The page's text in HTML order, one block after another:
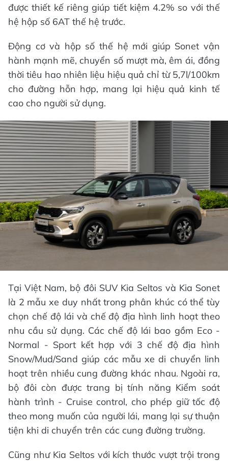
được thiết kế riêng giúp tiết kiệm 4.2% so với thế
hệ hộp số 6AT thế hệ trước.
Động cơ và hộp số thế hệ mới giúp Sonet vận
hành mạnh mẽ, chuyển số mượt mà, êm ái, đồng
thời tiêu hao nhiên liệu hiệu quả chỉ từ 5,7l/100km
cho đường hỗn hợp, mang lại hiệu quả kinh tế
cao cho người sử dụng.
Tại Việt Nam, bộ đôi SUV Kia Seltos và Kia Sonet
là 2 mẫu xe duy nhất trong phân khúc có thể tùy
chọn chế độ lái và chế độ địa hình linh hoạt theo
nhu cầu sử dụng. Các chế độ lái bao gồm Eco -
Normal - Sport kết hợp với 3 chế độ địa hình
Snow/Mud/Sand giúp các mẫu xe di chuyển linh
hoạt trên nhiều cung đường khác nhau. Ngoài ra,
bộ đôi còn được trang bị tính năng Kiểm soát
hành trình - Cruise control, cho phép giữ tốc độ
theo mong muốn của người lái, mang lại sự thuận
tiện khi di chuyển trên các cung đường trường.
Cũng như Kia Seltos với kích thước vượt trội trong